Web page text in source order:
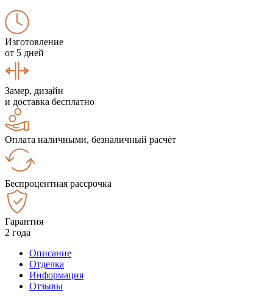
Изготовление
от 5 дней
Замер, дизайн
и доставка бесплатно
Оплата наличными, безналичный расчёт
Беспроцентная рассрочка
Гарантия
2 года
Описание
Отделка
Информация
Отзывы